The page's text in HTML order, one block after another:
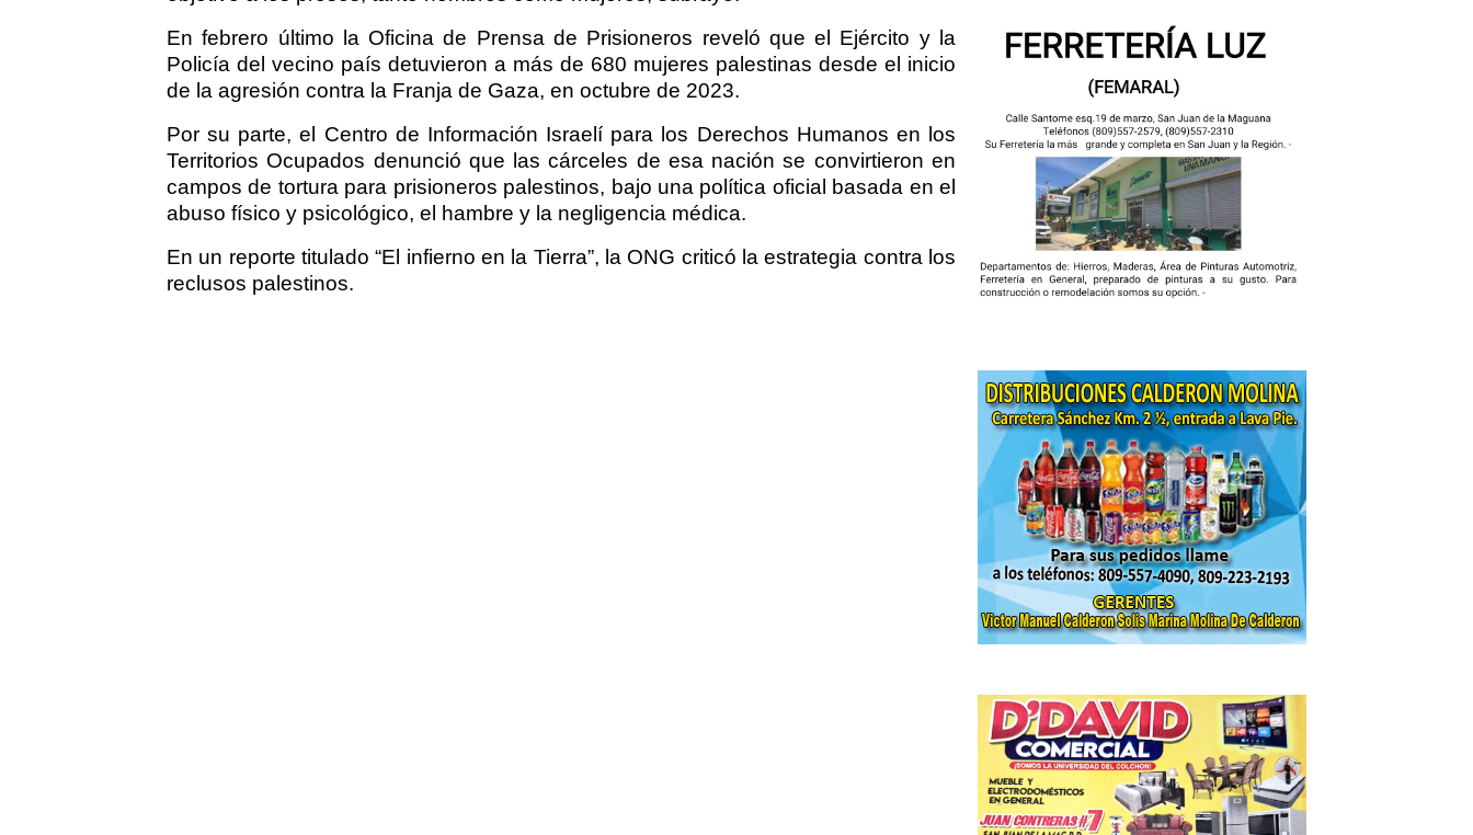
En febrero último la Oficina de Prensa de Prisioneros reveló que el Ejército y la
Policía del vecino país detuvieron a más de 680 mujeres palestinas desde el inicio
de la agresión contra la Franja de Gaza, en octubre de 2023.
Por su parte, el Centro de Información Israelí para los Derechos Humanos en los
Territorios Ocupados denunció que las cárceles de esa nación se convirtieron en
campos de tortura para prisioneros palestinos, bajo una política oficial basada en el
abuso físico y psicológico, el hambre y la negligencia médica.
En un reporte titulado “El infierno en la Tierra”, la ONG criticó la estrategia contra los
reclusos palestinos.